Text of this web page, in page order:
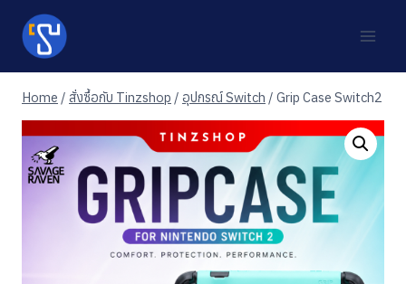
content
Home / สั่งซื้อกับ Tinzshop / อุปกรณ์ Switch / Grip Case Switch2